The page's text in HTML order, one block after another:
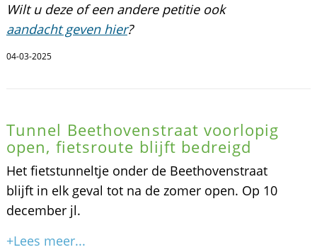
Wilt u deze of een andere petitie ook
aandacht geven hier?
04-03-2025
Tunnel Beethovenstraat voorlopig
open, fietsroute blijft bedreigd
Het fietstunneltje onder de Beethovenstraat
blijft in elk geval tot na de zomer open. Op 10
december jl.
+Lees meer...